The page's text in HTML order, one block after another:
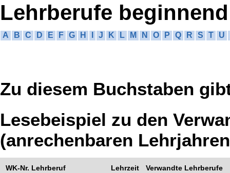
Lehrberufe
A B C D E F G H J K L M N O P Q R S T U
Zu diesem Buchstaben
Lesebeispiel zu den
(anrechenbaren
WK-Nr. Lehrberuf Lehrzeit Verwandte Lehrberufe